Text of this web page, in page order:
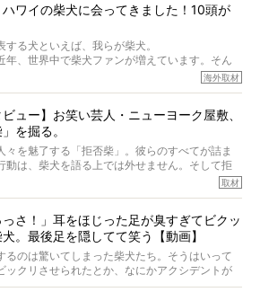
それぞれの個体を見ていくと、丈夫で病気にも
、とは言えないような気もするのです。
気にならない」などということはないし、飼い
めにやるべきことがある。
犬に関わる方たちすべてに読んで欲しい、ある
のレポートは、愛情たっぷりで示唆に富んだ物
人の了承を得て編集しています
てイメージです
個人の感想であり、効果・効能を示すものではありません
ハワイの柴犬に会ってきました！10頭が
する犬といえば、我らが柴犬。
年、世界中で柴犬ファンが増えています。そん
ライフ」が目をつけたのは、南の楽園ハワイ。
ーが多く、定期的にオフ会まで開催されている
聞きつけ、今回はハワイの柴犬たちを取材して
海外取材
ビュー】お笑い芸人・ニューヨーク屋敷、
」を掘る。
々を魅了する「拒否柴」。彼らのすべてが詰ま
動は、柴犬を語る上では外せません。そして拒
まで話題になるのは、“映える”ことも理由のひと
ょうか。
作を始めた、お笑いコンビ「ニューヨーク」の
んに、拒否柴を掘っていただきました！ イン
合わせてご覧ください。
取材
っさ！」耳をほじった足が臭すぎてビクッ
。最後足を隠してて笑う【動画】
るのは驚いてしまった柴犬たち。そうはいって
ックリさせられたとか、なにかアクシデントが
、そういうことが原因ではありません。全ての